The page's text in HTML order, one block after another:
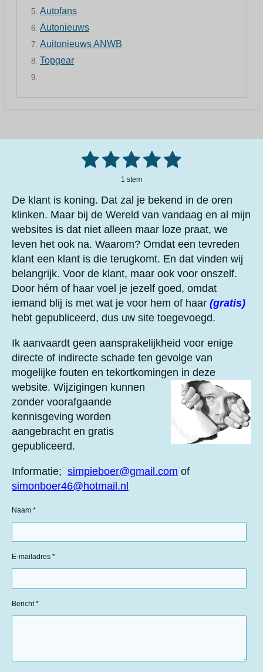
Autofans
Autonieuws
Auitonieuws ANWB
Topgear
n
g
:
5
s
e
r
e
1
t
e
r
2
t
e
r
r
e
n
3
s
t
e
r
r
e
n
4
t
e
r
r
e
n
5
t
e
r
r
e
n
e
n
1 stem
De klant is koning. Dat zal je bekend in de oren
klinken. Maar bij de Wereld van vandaag en al mijn
websites is dat niet alleen maar loze praat, we
leven het ook na. Waarom? Omdat een tevreden
klant een klant is die terugkomt. En dat vinden wij
belangrijk. Voor de klant, maar ook voor onszelf.
Door hém of haar voel je jezelf goed, omdat
iemand blij is met wat je voor hem of haar (gratis)
hebt gepubliceerd, dus uw site toegevoegd.
Ik aanvaardt geen aansprakelijkheid voor enige
directe of indirecte schade ten gevolge van
mogelijke fouten en tekortkomingen in deze
website. Wijzigingen kunnen
zonder voorafgaande
kennisgeving worden
aangebracht en gratis
gepubliceerd.
Informatie; simpieboer@gmail.com of
simonboer46@hotmail.nl
Naam *
E-mailadres *
Bericht *